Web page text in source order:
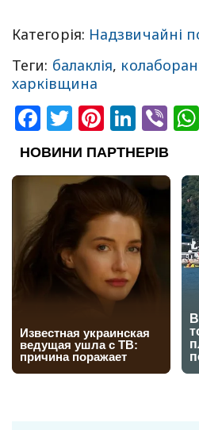
Категорія: Надзвичайні
Теги: балаклія,
харківщина
Facebook
Twitter